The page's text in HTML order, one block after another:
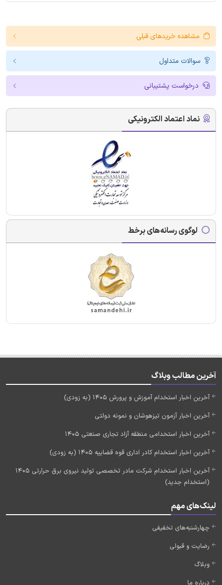
مشاهده خریدهای قبلی
سوالات متداول
درخواست پشتیبانی
نماد اعتماد الکترونیکی
لوگوی رسانه‌های برخط
آخرین مطالب وبلاگ
آخرین اخبار استخدام آموزش و پرورش 1405 (به زودی)
آخرین اخبار آزمون تیزهوشان و نمونه دولتی
آخرین اخبار استخدامی منطقه آزاد تجاری صنعتی 1405
آخرین اخبار استخدام کادر اداری قوه قضاییه 1405 (به زودی)
آخرین اخبار استخدام شرکت مادر تخصصی تولید نیروی برق حرارتی 1405
(استخدام جدید)
لینک‌های مهم
چهارشنبه‌های تخفیفی
رضایت و قبولی
وبلاگ
درباره ما